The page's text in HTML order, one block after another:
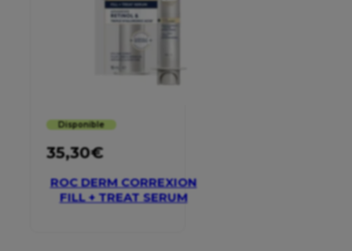
Disponible
35,30€
ROC DERM CORREXION
FILL + TREAT SERUM